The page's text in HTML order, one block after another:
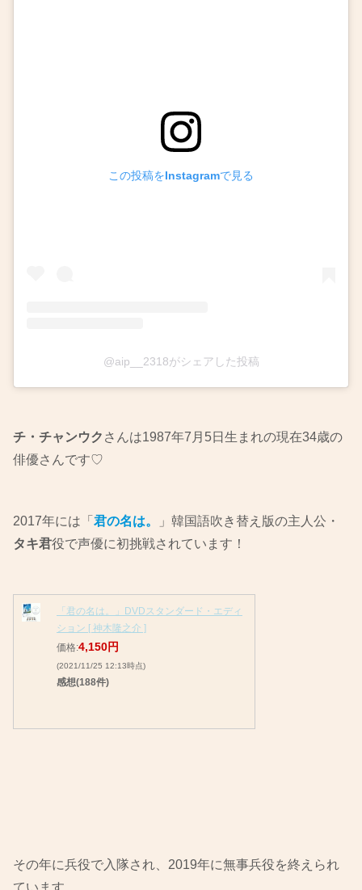
この投稿をInstagramで見る
@aip__2318がシェアした投稿
チ・チャンウク さんは1987年7月5日生まれの現在34歳の
俳優さんです♡
2017年には「 君の名は。
」韓国語吹き替え版の主人公・
タキ君役で声優に初挑戦されています！
「君の名は。」DVDスタンダード・エディ
ション [ 神木隆之介 ]
価格:4,150円
(2021/11/25 12:13時点)
感想(188件)
その年に兵役で入隊され、2019年に無事兵役を終えられ